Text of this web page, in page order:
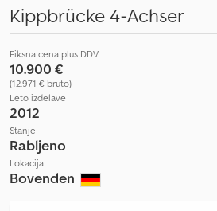
Kippbrücke 4-Achser
Fiksna cena plus DDV
10.900 €
(12.971 € bruto)
Leto izdelave
2012
Stanje
Rabljeno
Lokacija
Bovenden